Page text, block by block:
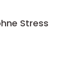
Stress